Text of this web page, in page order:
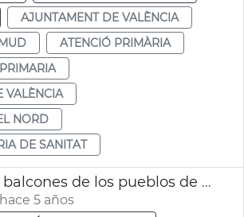
AJUNTAMENT DE VALÈNCIA
ATENCIÓ PRIMÀRIA
VALÈNCIA
NORD
DE SANITAT
Arte en los balcones de los pueblos de València por el 8M
5 años